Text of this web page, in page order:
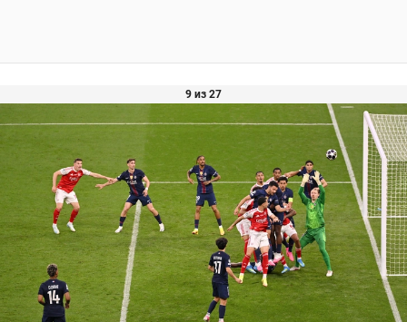
9 из 27